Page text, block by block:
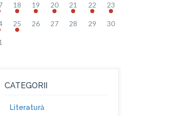
18 19 20 21 22 23
25 26 27 28 29 30
CATEGORII
Literatură